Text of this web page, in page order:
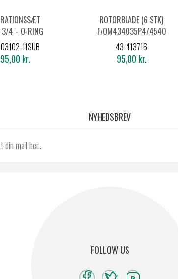
3/4"- O-RING
OG RING11SUB
kr.
ROTORBLADE (6 STK)
F/OM434035P4/454035P2
43-413716
95,00 kr.
NYHEDSBREV
FOLLOW US